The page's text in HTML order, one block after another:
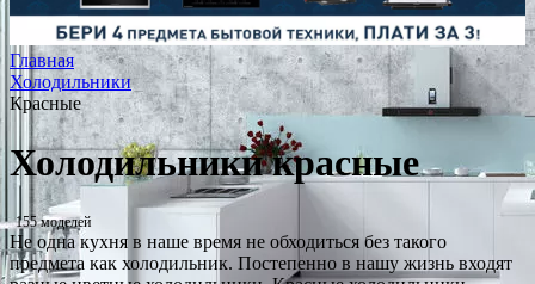
Главная
Холодильники
Красные
Холодильники красные
155 моделей
Не одна кухня в наше время не обходиться без такого
предмета как холодильник. Постепенно в нашу жизнь входят